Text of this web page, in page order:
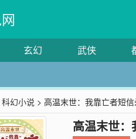
玄幻 武侠
科幻小说 > 高温末世：我靠亡者短
高温末世：